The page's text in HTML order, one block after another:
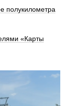
полукилометра
«Карты